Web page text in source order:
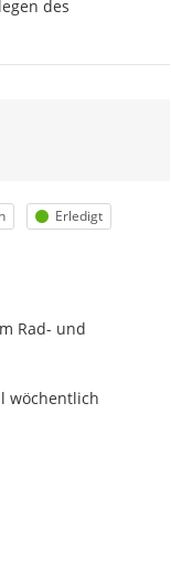
des
Status
Erledigt
Rad- und
wöchentlich